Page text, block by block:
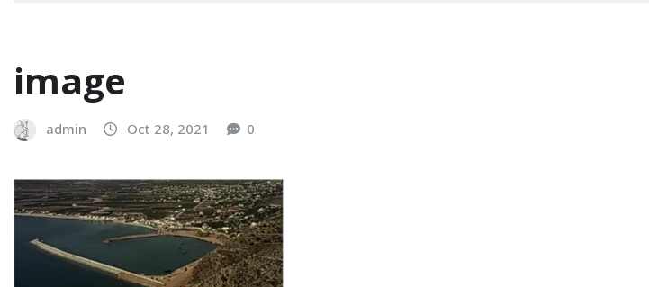
image
admin Oct 28, 2021 0